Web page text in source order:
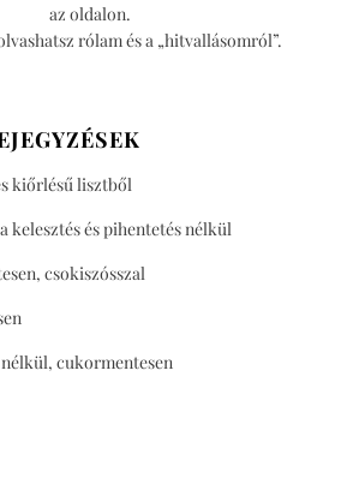
az oldalon.
rólam és a „hitvallásomról”.
kiőrlésű lisztből
kelesztés és pihentetés nélkül
csokiszósszal
cukormentesen